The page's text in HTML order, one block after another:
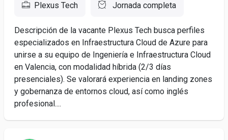
Plexus Tech Jornada completa
Descripción de la vacante Plexus Tech busca perfiles
especializados en Infraestructura Cloud de Azure para
unirse a su equipo de Ingeniería e Infraestructura Cloud
en Valencia, con modalidad híbrida (2/3 días
presenciales). Se valorará experiencia en landing zones
y gobernanza de entornos cloud, así como inglés
profesional....